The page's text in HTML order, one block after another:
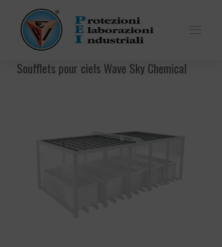
Soufflets pour ciels Wave Sky Chemical